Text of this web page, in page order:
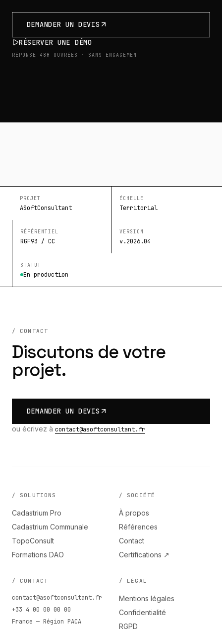
DEMANDER UN DEVIS
RÉSERVER UNE DÉMO
RÉPONSE 48H OUVRÉES · SANS ENGAGEMENT
PROJET
ASoftConsultant
ÉCHELLE
Territorial
RÉFÉRENTIEL
RGF93 / CC
VERSION
v.2026.04
STATUT
En production
/ CONTACT
Discutons de votre
projet.
DEMANDER UN DEVIS
ou écrivez à contact@asoftconsultant.fr
/ SOLUTIONS
Cadastrium Pro
Cadastrium Communale
TopoConsult
Formations DAO
/ SOCIÉTÉ
À propos
Références
Contact
Certifications ↗
/ CONTACT
contact@asoftconsultant.fr
+33 4 00 00 00 00
France — Région PACA
/ LÉGAL
Mentions légales
Confidentialité
RGPD